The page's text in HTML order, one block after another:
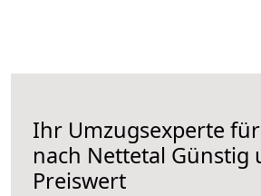
Ihr Umzugsexperte
nach Nettetal Günstig
Preiswert